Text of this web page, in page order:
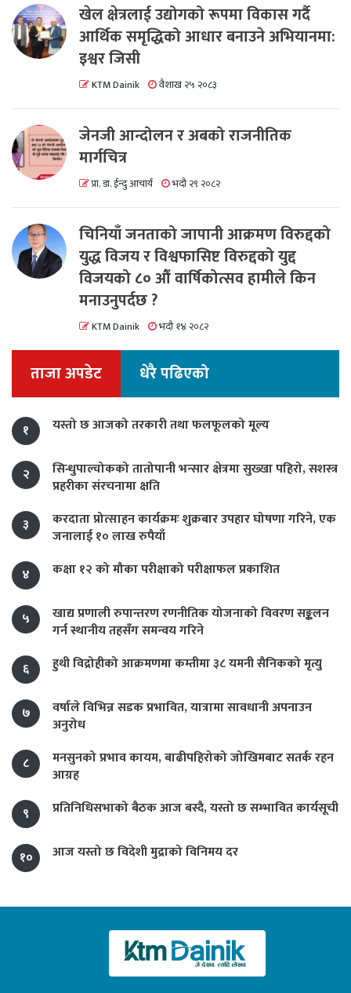
खेल क्षेत्रलाई उद्योगको रूपमा विकास गर्दै
आर्थिक समृद्धिको आधार बनाउने अभियानमा:
इश्वर जिसी
KTM Dainik वैशाख २५ २०८३
जेनजी आन्दोलन र अबको राजनीतिक
मार्गचित्र
प्रा. डा. ईन्दु आचार्य भदौ २९ २०८२
चिनियाँ जनताको जापानी आक्रमण विरुद्दको
युद्ध विजय र विश्वफासिष्ट विरुद्दको युद्द
विजयको ८० औं वार्षिकोत्सव हामीले किन
मनाउनुपर्दछ ?
KTM Dainik भदौ १४ २०८२
ताजा अपडेट धेरै पढिएको
१ यस्तो छ आजको तरकारी तथा फलफूलको मूल्य
२
सिन्धुपाल्चोकको तातोपानी भन्सार क्षेत्रमा सुख्खा पहिरो, सशस्त्र
प्रहरीका संरचनामा क्षति
३
करदाता प्रोत्साहन कार्यक्रमः शुक्रबार उपहार घोषणा गरिने, एक
जनालाई १० लाख रुपैयाँ
४
कक्षा १२ को मौका परीक्षाको परीक्षाफल प्रकाशित
५
खाद्य प्रणाली रुपान्तरण रणनीतिक योजनाको विवरण सङ्कलन
गर्न स्थानीय तहसँग समन्वय गरिने
६
हुथी विद्रोहीको आक्रमणमा कम्तीमा ३८ यमनी सैनिकको मृत्यु
७
वर्षाले विभिन्न सडक प्रभावित, यात्रामा सावधानी अपनाउन
अनुरोध
८
मनसुनको प्रभाव कायम, बाढीपहिरोको जोखिमबाट सतर्क रहन
आग्रह
९
प्रतिनिधिसभाको बैठक आज बस्दै, यस्तो छ सम्भावित कार्यसूची
१० आज यस्तो छ विदेशी मुद्राको विनिमय दर